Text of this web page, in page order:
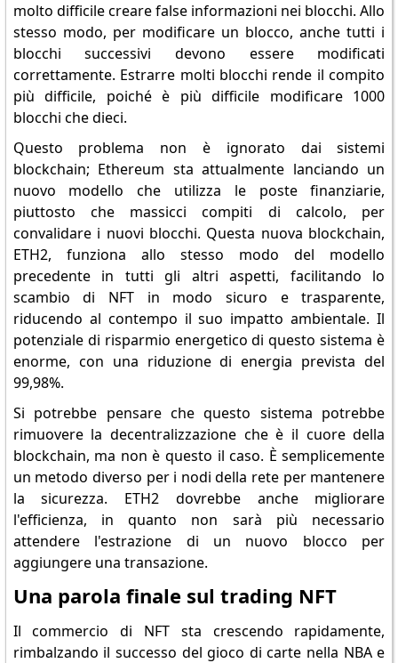
molto difficile creare false informazioni nei blocchi. Allo
stesso modo, per modificare un blocco, anche tutti i
blocchi successivi devono essere modificati
correttamente. Estrarre molti blocchi rende il compito
più difficile, poiché è più difficile modificare 1000
blocchi che dieci.
Questo problema non è ignorato dai sistemi
blockchain; Ethereum sta attualmente lanciando un
nuovo modello che utilizza le poste finanziarie,
piuttosto che massicci compiti di calcolo, per
convalidare i nuovi blocchi. Questa nuova blockchain,
ETH2, funziona allo stesso modo del modello
precedente in tutti gli altri aspetti, facilitando lo
scambio di NFT in modo sicuro e trasparente,
riducendo al contempo il suo impatto ambientale. Il
potenziale di risparmio energetico di questo sistema è
enorme, con una riduzione di energia prevista del
99,98%.
Si potrebbe pensare che questo sistema potrebbe
rimuovere la decentralizzazione che è il cuore della
blockchain, ma non è questo il caso. È semplicemente
un metodo diverso per i nodi della rete per mantenere
la sicurezza. ETH2 dovrebbe anche migliorare
l'efficienza, in quanto non sarà più necessario
attendere l'estrazione di un nuovo blocco per
aggiungere una transazione.
Una parola finale sul trading NFT
Il commercio di NFT sta crescendo rapidamente,
rimbalzando il successo del gioco di carte nella NBA e